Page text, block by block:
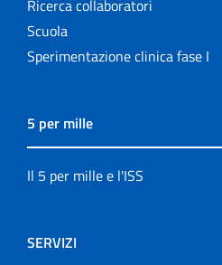
Ricerca collaboratori
Scuola
Sperimentazione clinica fase I
5 per mille
Il 5 per mille e l'ISS
SERVIZI